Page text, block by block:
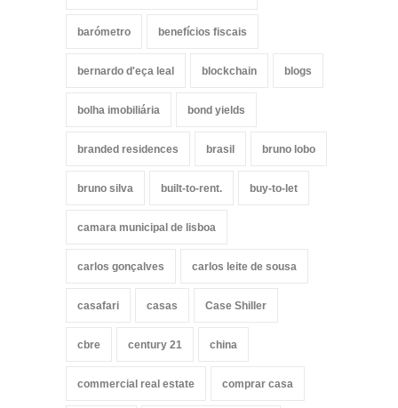
barómetro benefícios fiscais
bernardo d'eça leal blockchain blogs
bolha imobiliária bond yields
branded residences brasil bruno lobo
bruno silva built-to-rent. buy-to-let
camara municipal de lisboa
carlos gonçalves carlos leite de sousa
casafari casas Case Shiller
cbre century 21 china
commercial real estate comprar casa